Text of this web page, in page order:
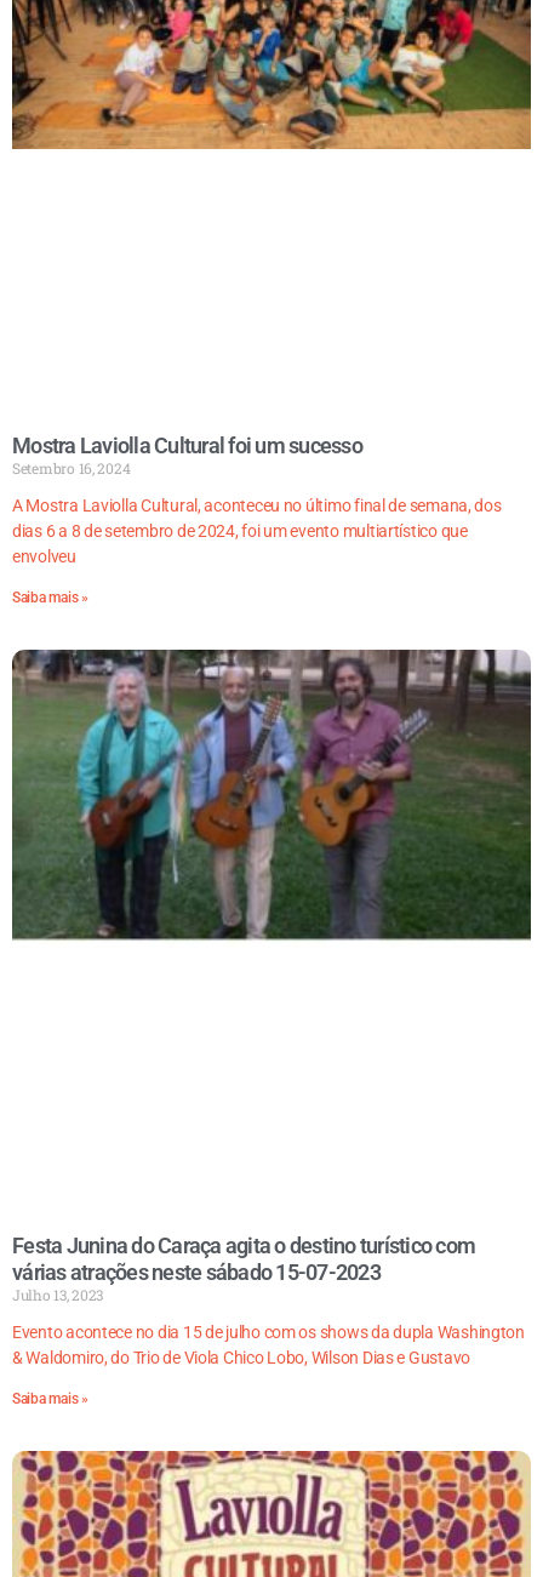
Mostra Laviolla Cultural foi um sucesso
Setembro 16, 2024
A Mostra Laviolla Cultural, aconteceu no último final de semana, dos
dias 6 a 8 de setembro de 2024, foi um evento multiartístico que
envolveu
Saiba mais »
Festa Junina do Caraça agita o destino turístico com
várias atrações neste sábado 15-07-2023
Julho 13, 2023
Evento acontece no dia 15 de julho com os shows da dupla Washington
& Waldomiro, do Trio de Viola Chico Lobo, Wilson Dias e Gustavo
Saiba mais »